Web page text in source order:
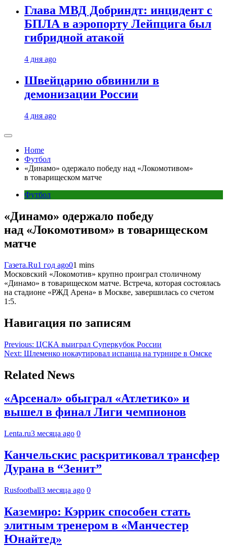
Глава МВД Добриндт: инцидент с
БПЛА в аэропорту Лейпцига был
гибридной атакой
4 дня ago
Швейцарию обвинили в
демонизации России
4 дня ago
Home
Футбол
«Динамо» одержало победу над «Локомотивом»
в товарищеском матче
Футбол
«Динамо» одержало победу
над «Локомотивом» в товарищеском
матче
Газета.Ru1 год ago01 mins
Московский «Локомотив» крупно проиграл столичному
«Динамо» в товарищеском матче. Встреча, которая состоялась
на стадионе «РЖД Арена» в Москве, завершилась со счетом
1:5.
Навигация по записям
Previous: ЦСКА выиграл Суперкубок России
Next: Шлеменко нокаутировал испанца на турнире в Омске
Related News
«Арсенал» обыграл «Атлетико» и
вышел в финал Лиги чемпионов
Lenta.ru3 месяца ago 0
Канчельскис раскритиковал трансфер
Дурана в “Зенит”
Rusfootball3 месяца ago 0
Каземиро: Кэррик способен стать
элитным тренером в «Манчестер
Юнайтед»